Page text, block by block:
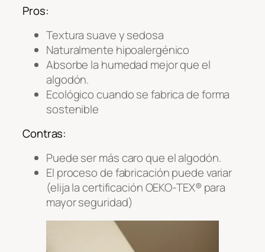
Pros:
Textura suave y sedosa
Naturalmente hipoalergénico
Absorbe la humedad mejor que el
algodón.
Ecológico cuando se fabrica de forma
sostenible
Contras:
Puede ser más caro que el algodón.
El proceso de fabricación puede variar
(elija la certificación OEKO-TEX® para
mayor seguridad)